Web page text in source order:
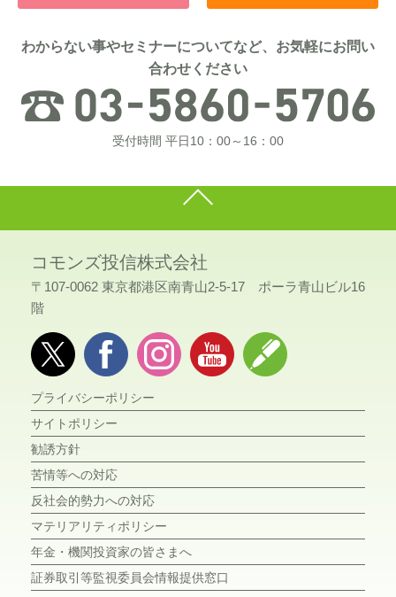
わからない事やセミナーについてなど、お気軽にお問い
合わせください
受付時間 平日10：00～16：00
コモンズ投信株式会社
〒107-0062 東京都港区南青山2-5-17 ポーラ青山ビル16
階
プライバシーポリシー
サイトポリシー
勧誘方針
苦情等への対応
反社会的勢力への対応
マテリアリティポリシー
年金・機関投資家の皆さまへ
証券取引等監視委員会情報提供窓口